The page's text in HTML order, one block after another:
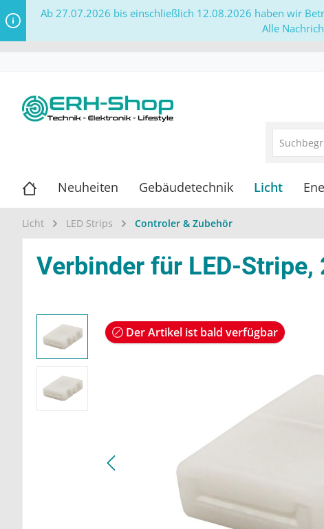
Ab 27.07.2026 bis einschließlich 12.08.2026 haben wir
Alle
Neuheiten Gebäudetechnik Licht
Licht LED Strips Controler & Zubehör
Verbinder für LED-
Der Artikel ist bald verfügbar